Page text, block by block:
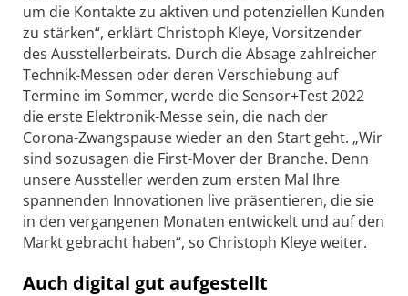
um die Kontakte zu aktiven und potenziellen Kunden
zu stärken“, erklärt Christoph Kleye, Vorsitzender
des Ausstellerbeirats. Durch die Absage zahlreicher
Technik-Messen oder deren Verschiebung auf
Termine im Sommer, werde die Sensor+Test 2022
die erste Elektronik-Messe sein, die nach der
Corona-Zwangspause wieder an den Start geht. „Wir
sind sozusagen die First-Mover der Branche. Denn
unsere Aussteller werden zum ersten Mal Ihre
spannenden Innovationen live präsentieren, die sie
in den vergangenen Monaten entwickelt und auf den
Markt gebracht haben“, so Christoph Kleye weiter.
Auch digital gut aufgestellt